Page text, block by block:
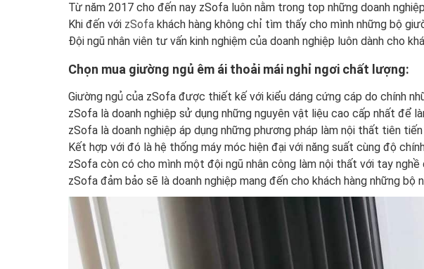
Từ năm 2017 cho đến nay zSofa luôn nằm trong top những doanh
Khi đến với zSofa khách hàng không chỉ tìm thấy cho mình những bộ
Đội ngũ nhân viên tư vấn kinh nghiệm của doanh nghiệp luôn dành cho
Chọn mua giường ngủ êm ái thoải mái nghỉ ngơi chất lượng:
Giường ngủ của zSofa được thiết kế với kiểu dáng cứng cáp do chính
zSofa là doanh nghiệp sử dụng những nguyên vật liệu cao cấp nhất để
zSofa là doanh nghiệp áp dụng những phương pháp làm nội thất tiên
Kết hợp với đó là hệ thống máy móc hiện đại với năng suất cùng độ
zSofa còn có cho mình một đội ngũ nhân công làm nội thất với tay
zSofa đảm bảo sẽ là doanh nghiệp mang đến cho khách hàng những